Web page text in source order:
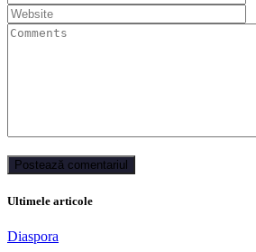
Ultimele articole
Diaspora